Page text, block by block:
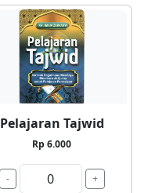
Pelajaran Tajwid
Rp 6.000
-
+